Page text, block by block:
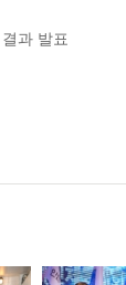
과 발표